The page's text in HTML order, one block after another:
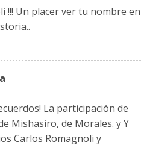
!!! Un placer ver tu nombre en
La participación de
Mishasiro, de Morales. y Y
Carlos Romagnoli y